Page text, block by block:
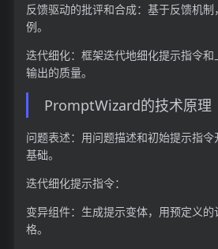
反馈驱动的批评和合成：基于反馈机
例。
迭代细化：框架迭代地细化提示指令
输出的质量。
PromptWizard的技术原理
问题表述：用问题描述和初始提示指
基础。
迭代细化提示指令：
变异组件：生成提示变体，用预定义
格。